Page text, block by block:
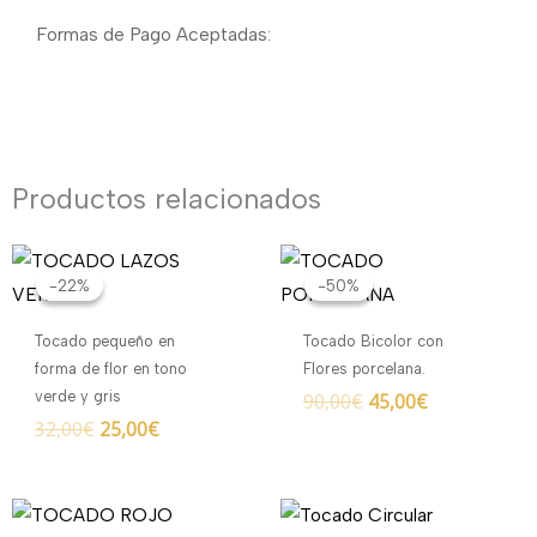
Formas de Pago Aceptadas:
Productos relacionados
-22%
-22%
Tocado pequeño en
forma de flor en tono
verde y gris
32,00€
El
original
32,00€.
25,00€
El
25,00€.
-50%
-50%
Tocado Bicolor con
Flores porcelana.
90,00€
El
original
90,00€.
45,00€
45,00€.